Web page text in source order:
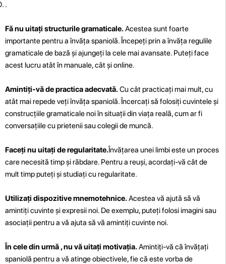
.
Fă nu uitați structurile gramaticale.Acestea sunt foarte
importante pentru a învăța spaniolă. Începeți prin a învăța regulile
gramaticale de bază și ajungeți la cele mai avansate. Puteți face
acest lucru atât în manuale, cât și online.
Amintiți-vă de practica adecvată.Cu cât practicați mai mult, cu
atât mai repede veți învăța spaniolă. Încercați să folosiți cuvintele și
construcțiile gramaticale noi în situații din viața reală, cum ar fi
conversațiile cu prietenii sau colegii de muncă.
Faceți nu uitați de regularitate.Învățarea unei limbi este un proces
care necesită timp și răbdare. Pentru a reuși, acordați-vă cât de
mult timp puteți și studiați cu regularitate.
Utilizați dispozitive mnemotehnice.Acestea vă ajută să vă
amintiți cuvinte și expresii noi. De exemplu, puteți folosi imagini sau
asociații pentru a vă ajuta să vă amintiți cuvinte noi.
În cele din urmă , nu vă uitați motivația.Amintiți-vă că învățați
spaniolă pentru a vă atinge obiectivele, fie că este vorba de